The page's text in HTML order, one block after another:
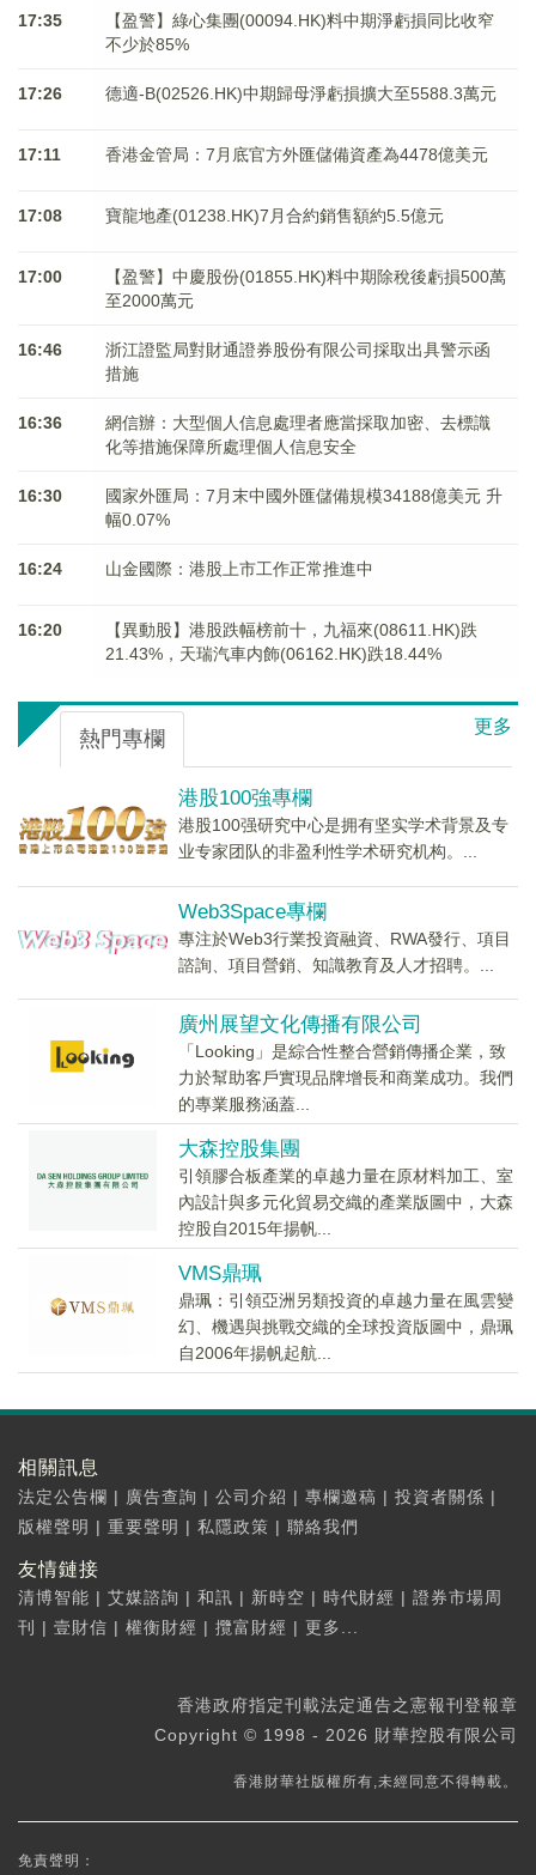
17:35
【盈警】綠心集團(00094.HK)料中期淨虧損同比收窄
不少於85%
17:26 德適-B(02526.HK)中期歸母淨虧損擴大至5588.3萬元
17:11 香港金管局：7月底官方外匯儲備資產為4478億美元
17:08 寶龍地產(01238.HK)7月合約銷售額約5.5億元
17:00
【盈警】中慶股份(01855.HK)料中期除稅後虧損500萬
至2000萬元
16:46
浙江證監局對財通證券股份有限公司採取出具警示函
措施
16:36
網信辦：大型個人信息處理者應當採取加密、去標識
化等措施保障所處理個人信息安全
16:30
國家外匯局：7月末中國外匯儲備規模34188億美元 升
幅0.07%
16:24 山金國際：港股上市工作正常推進中
16:20
【異動股】港股跌幅榜前十，九福來(08611.HK)跌
21.43%，天瑞汽車内飾(06162.HK)跌18.44%
更多
熱門專欄
港股100強專欄
港股100强研究中心是拥有坚实学术背景及专
业专家团队的非盈利性学术研究机构。...
Web3Space專欄
專注於Web3行業投資融資、RWA發行、項目
諮詢、項目營銷、知識教育及人才招聘。...
廣州展望文化傳播有限公司
「Looking」是綜合性整合營銷傳播企業，致
力於幫助客戶實現品牌增長和商業成功。我們
的專業服務涵蓋...
大森控股集團
引領膠合板產業的卓越力量在原材料加工、室
內設計與多元化貿易交織的產業版圖中，大森
控股自2015年揚帆...
VMS鼎珮
鼎珮：引領亞洲另類投資的卓越力量在風雲變
幻、機遇與挑戰交織的全球投資版圖中，鼎珮
自2006年揚帆起航...
相關訊息
法定公告欄 | 廣告查詢 | 公司介紹 | 專欄邀稿 | 投資者關係 |
版權聲明 | 重要聲明 | 私隱政策 | 聯絡我們
友情鏈接
清博智能 | 艾媒諮詢 | 和訊 | 新時空 | 時代財經 | 證券市場周
刊
| 壹財信 | 權衡財經 | 攬富財經 | 更多...
香港政府指定刊載法定通告之憲報刊登報章
Copyright © 1998 - 2026 財華控股有限公司
香港財華社版權所有,未經同意不得轉載。
免責聲明：